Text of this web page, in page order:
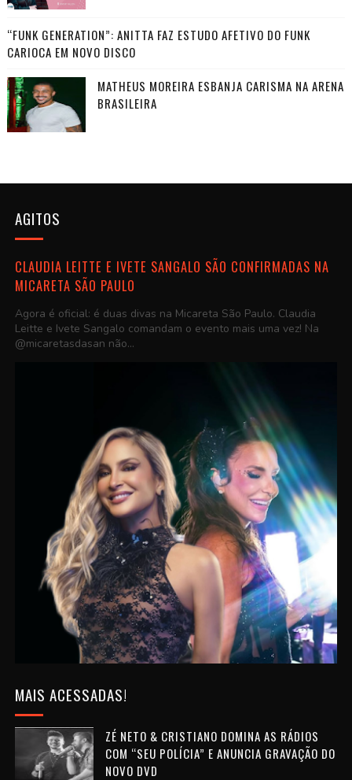
“FUNK GENERATION”: ANITTA FAZ ESTUDO AFETIVO DO FUNK
CARIOCA EM NOVO DISCO
MATHEUS MOREIRA ESBANJA CARISMA NA ARENA
BRASILEIRA
AGITOS
CLAUDIA LEITTE E IVETE SANGALO SÃO CONFIRMADAS NA
MICARETA SÃO PAULO
Agora é oficial: é duas divas na Micareta São Paulo. Claudia
Leitte e Ivete Sangalo comandam o evento mais uma vez! Na
@micaretasdasan não...
MAIS ACESSADAS!
ZÉ NETO & CRISTIANO DOMINA AS RÁDIOS
COM “SEU POLÍCIA” E ANUNCIA GRAVAÇÃO DO
NOVO DVD